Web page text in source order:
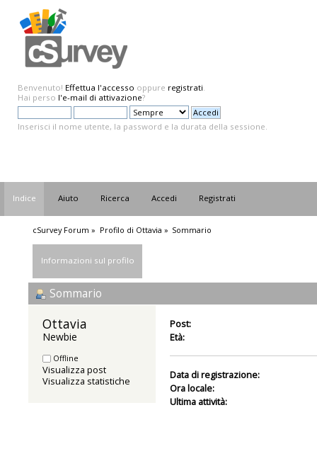
Benvenuto! Effettua l'accesso oppure registrati.
Hai perso l'e-mail di attivazione?
Inserisci il nome utente, la password e la durata della sessione.
Indice Aiuto Ricerca Accedi Registrati
cSurvey Forum » Profilo di Ottavia » Sommario
Informazioni sul profilo
Sommario
Ottavia
Newbie
Offline
Visualizza post
Visualizza statistiche
Post:
Età:
Data di registrazione:
Ora locale:
Ultima attività: